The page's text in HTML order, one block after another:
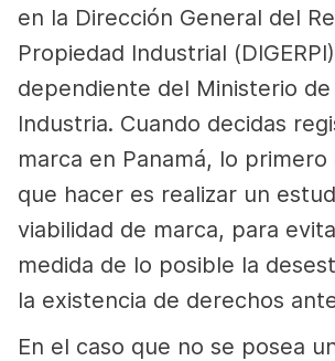
en la Dirección General del
Propiedad Industrial (DIGERPI)
dependiente del Ministerio
Industria. Cuando decidas
marca en Panamá, lo
que hacer es realizar un
viabilidad de marca, para
medida de lo posible la
la existencia de derechos
En el caso que no se posea